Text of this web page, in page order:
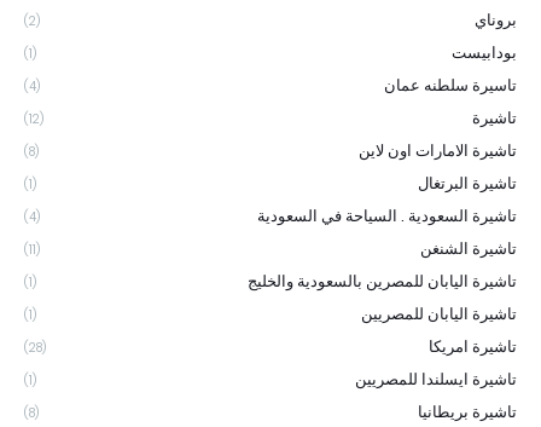
بروناي (2)
بودابيست (1)
تاسيرة سلطنه عمان (4)
تاشيرة (12)
تاشيرة الامارات اون لاين (8)
تاشيرة البرتغال (1)
تاشيرة السعودية . السياحة في السعودية (4)
تاشيرة الشنغن (11)
تاشيرة اليابان للمصرين بالسعودية والخليج (1)
تاشيرة اليابان للمصريين (1)
تاشيرة امريكا (28)
تاشيرة ايسلندا للمصريين (1)
تاشيرة بريطانيا (8)